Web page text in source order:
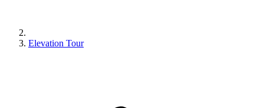
Elevation Tour